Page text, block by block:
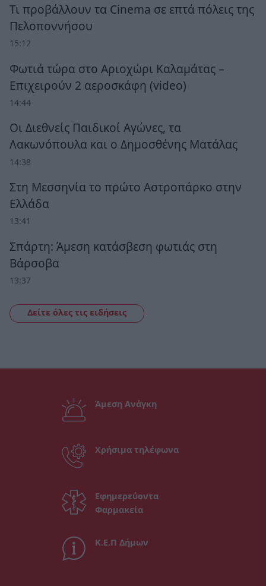
Τι προβάλλουν τα Cinema σε επτά πόλεις της
Πελοποννήσου
15:12
Φωτιά τώρα στο Αριοχώρι Καλαμάτας –
Επιχειρούν 2 αεροσκάφη (video)
14:44
Οι Διεθνείς Παιδικοί Αγώνες, τα
Λακωνόπουλα και ο Δημοσθένης Ματάλας
14:38
Στη Μεσσηνία το πρώτο Αστροπάρκο στην
Ελλάδα
13:41
Σπάρτη: Άμεση κατάσβεση φωτιάς στη
Βάρσοβα
13:37
Δείτε όλες τις ειδήσεις
Άμεση Ανάγκη
Χρήσιμα τηλέφωνα
Εφημερεύοντα
Φαρμακεία
Κ.Ε.Π Δήμων